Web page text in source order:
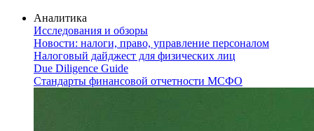
Аналитика
Исследования и обзоры
Новости: налоги, право, управление персоналом
Налоговый дайджест для физических лиц
Due Diligence Guide
Стандарты финансовой отчетности МСФО